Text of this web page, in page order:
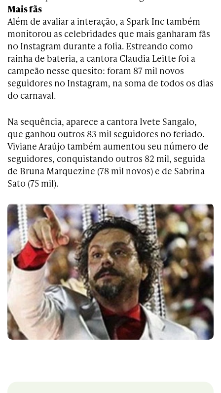
Mais fãs
Além de avaliar a interação, a Spark Inc também
monitorou as celebridades que mais ganharam fãs
no Instagram durante a folia. Estreando como
rainha de bateria, a cantora Claudia Leitte foi a
campeão nesse quesito: foram 87 mil novos
seguidores no Instagram, na soma de todos os dias
do carnaval.
Na sequência, aparece a cantora Ivete Sangalo,
que ganhou outros 83 mil seguidores no feriado.
Viviane Araújo também aumentou seu número de
seguidores, conquistando outros 82 mil, seguida
de Bruna Marquezine (78 mil novos) e de Sabrina
Sato (75 mil).